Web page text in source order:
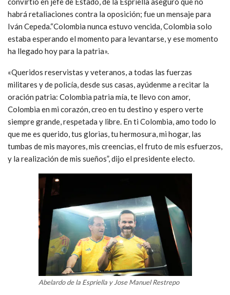
habrá retaliaciones contra la oposición; fue un mensaje para
Iván Cepeda.“Colombia nunca estuvo vencida, Colombia solo
estaba esperando el momento para levantarse, y ese momento
ha llegado hoy para la patria».
«Queridos reservistas y veteranos, a todas las fuerzas
militares y de policía, desde sus casas, ayúdenme a recitar la
oración patria: Colombia patria mía, te llevo con amor,
Colombia en mi corazón, creo en tu destino y espero verte
siempre grande, respetada y libre. En ti Colombia, amo todo lo
que me es querido, tus glorias, tu hermosura, mi hogar, las
tumbas de mis mayores, mis creencias, el fruto de mis esfuerzos,
y la realización de mis sueños”, dijo el presidente electo.
Abelardo de la Espriella y Jose Manuel Restrepo